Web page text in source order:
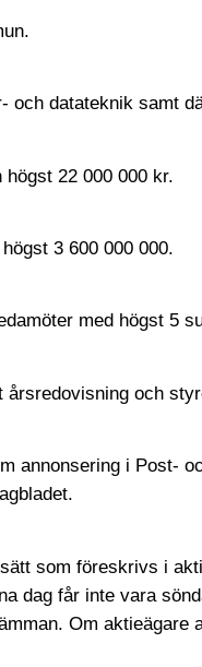
och datateknik samt
22 000 000 kr.
3 600 000 000.
med högst 5
och
annonsering i Post-
som föreskrivs i
dag får inte vara
Om